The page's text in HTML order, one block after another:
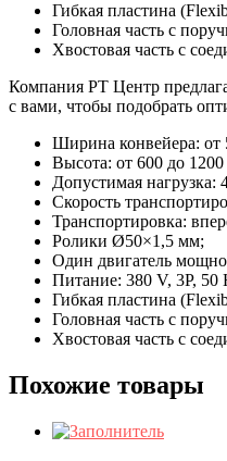
Гибкая пластина
Головная часть с
Хвостовая часть с
Компания РТ Центр
с вами, чтобы подобрать
Ширина конвейера: от
Высота: от 600 до
Допустимая нагрузка:
Скорость
Транспортировка:
Ролики Ø50×1,5 мм;
Один двигатель
Питание: 380 V, 3P, 50
Гибкая пластина
Головная часть с
Хвостовая часть с
Похожие товары